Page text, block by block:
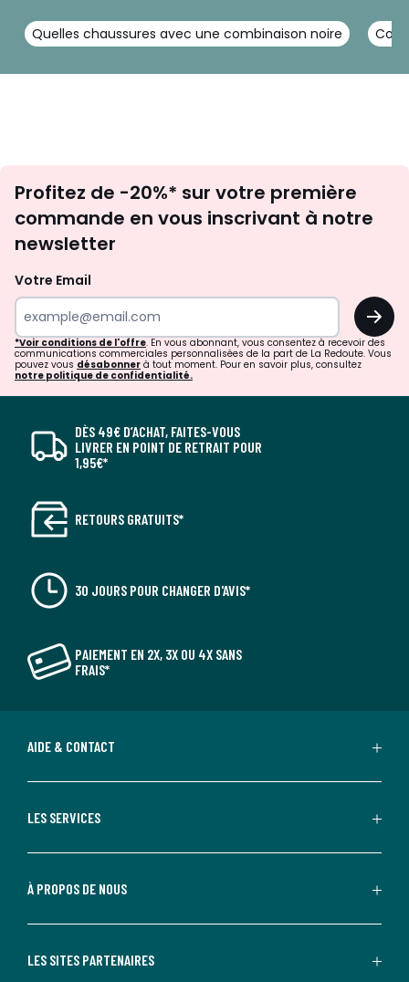
Quelles chaussures avec une combinaison noire
newsletter
Profitez de -20%* sur votre première
commande en vous inscrivant à notre
newsletter
Votre Email
OK
*Voir conditions de l'offre. En vous abonnant, vous consentez à recevoir des
communications commerciales personnalisées de la part de La Redoute. Vous
pouvez vous désabonner à tout moment. Pour en savoir plus, consultez
notre politique de confidentialité.
DÈS 49€ D’ACHAT, FAITES-VOUS
LIVRER EN POINT DE RETRAIT POUR
1,95€*
RETOURS GRATUITS*
30 JOURS POUR CHANGER D'AVIS*
PAIEMENT EN 2X, 3X OU 4X SANS
FRAIS*
AIDE & CONTACT
LES SERVICES
À PROPOS DE NOUS
LES SITES PARTENAIRES